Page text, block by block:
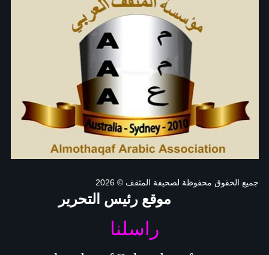
جميع الحقوق محفوظة لصحيفة المثقف© 2026
موقع رئيس التحرير
راسلنا